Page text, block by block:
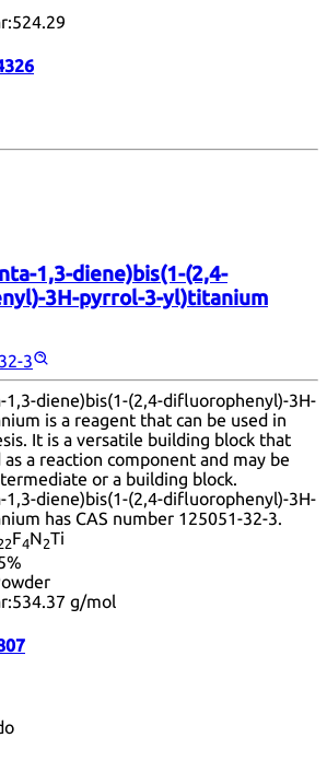
524.29
1,3-diene)bis(1-(2,4-
3H-pyrrol-3-yl)titanium
3
1,3-diene)bis(1-(2,4-difluorophenyl)-3H-
is a reagent that can be used in
It is a versatile building block that
as a reaction component and may be
or a building block.
1,3-diene)bis(1-(2,4-difluorophenyl)-3H-
has CAS number 125051-32-3.
F4N2Ti
534.37 g/mol